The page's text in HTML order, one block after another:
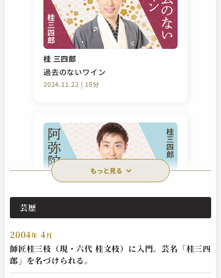
桂 三四郎
過去のないワイン
2024.11.22 | 16分
阿弥陀池
2024.06.20 | 15分
もっと見る
芸歴
2004年 4月
師匠桂三枝（現・六代 桂文枝）に入門。芸名「桂三四
郎」を名づけられる。